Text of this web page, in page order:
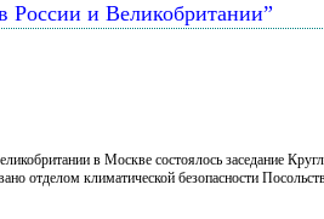
России и Великобритании”
в Москве состоялось заседание
отделом климатической безопасности